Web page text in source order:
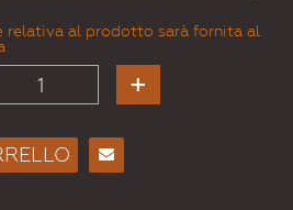
relativa al prodotto sarà fornita al